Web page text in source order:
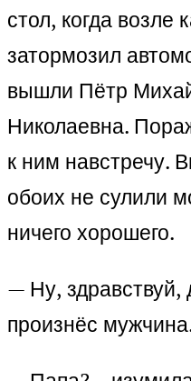
стол, когда возле
затормозил
вышли Пётр
Николаевна.
к ним навстречу.
обоих не сулили
ничего хорошего.
— Ну, здравствуй,
произнёс